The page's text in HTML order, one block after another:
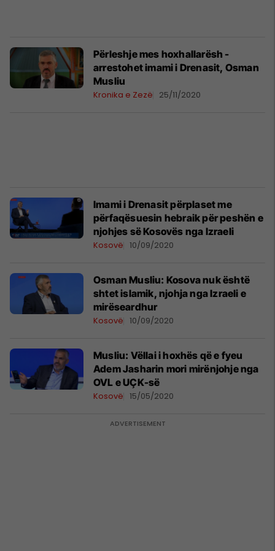
Përleshje mes hoxhallarësh -
arrestohet imami i Drenasit, Osman
Musliu
Kronika e Zezë 25/11/2020
Imami i Drenasit përplaset me
përfaqësuesin hebraik për peshën e
njohjes së Kosovës nga Izraeli
Kosovë 10/09/2020
Osman Musliu: Kosova nuk është
shtet islamik, njohja nga Izraeli e
mirëseardhur
Kosovë 10/09/2020
Musliu: Vëllai i hoxhës që e fyeu
Adem Jasharin mori mirënjohje nga
OVL e UÇK-së
Kosovë 15/05/2020